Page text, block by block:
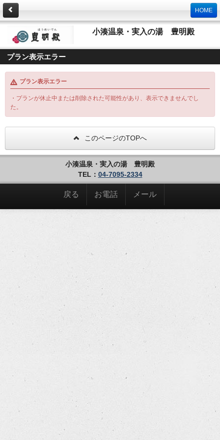
HOME
小湊温泉・実入の湯 豊明殿
プラン表示エラー
プラン表示エラー
・プランが休止中または削除された可能性があり、表示できませんでし
た。
このページのTOPへ
小湊温泉・実入の湯 豊明殿
TEL： 04-7095-2334
戻る お電話 メール